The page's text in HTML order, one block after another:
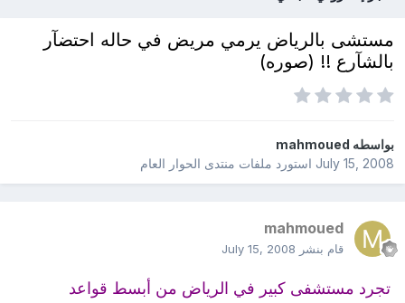
مستشى بالرياض يرمي مريض في حاله احتضآر
بالشآرع !! (صوره)
بواسطهmahmoued
July 15, 2008استورد ملفات منتدى الحوار العام
mahmoued
قام بنشر July 15, 2008
تجرد مستشفى كبير في الرياض من أبسط قواعد